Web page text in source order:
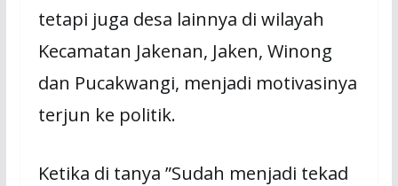
tetapi juga desa lainnya di wilayah
Kecamatan Jakenan, Jaken, Winong
dan Pucakwangi, menjadi motivasinya
terjun ke politik.
Ketika di tanya ”Sudah menjadi tekad